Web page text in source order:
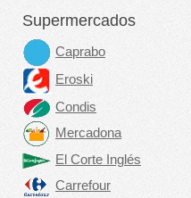
Supermercados
Caprabo
Eroski
Condis
Mercadona
El Corte Inglés
Carrefour